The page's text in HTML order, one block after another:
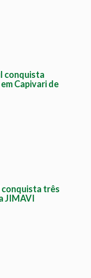
conquista
Capivari de
conquista três
JIMAVI